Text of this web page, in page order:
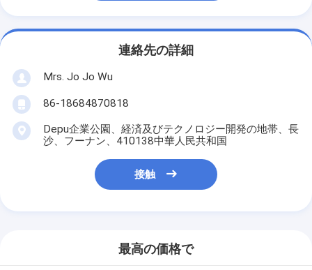
連絡先の詳細
Mrs. Jo Jo Wu
86-18684870818
Depu企業公園、経済及びテクノロジー開発の地帯、長
沙、フーナン、410138中華人民共和国
接触
最高の価格で